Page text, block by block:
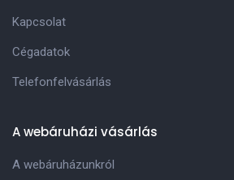
Kapcsolat
Cégadatok
Telefonfelvásárlás
A webáruházi vásárlás
A webáruházunkról